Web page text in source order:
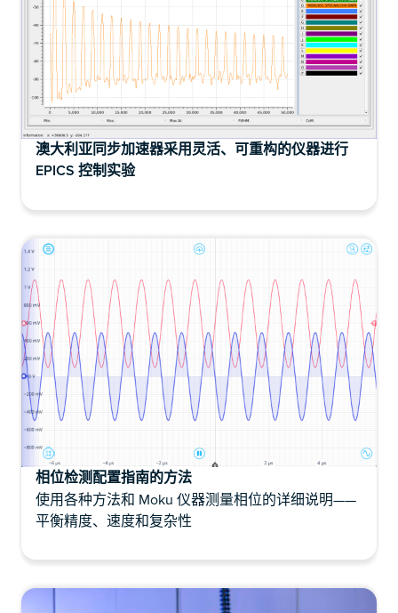
澳大利亚同步加速器采用灵活、可重构的仪器进行
EPICS 控制实验
相位检测配置指南的方法
使用各种方法和 Moku 仪器测量相位的详细说明——
平衡精度、速度和复杂性